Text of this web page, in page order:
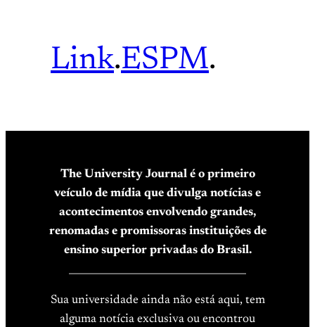
Link.ESPM.
The University Journal é o primeiro
veículo de mídia que divulga notícias e
acontecimentos envolvendo grandes,
renomadas e promissoras instituições de
ensino superior privadas do Brasil.
Sua universidade ainda não está aqui, tem
alguma notícia exclusiva ou encontrou